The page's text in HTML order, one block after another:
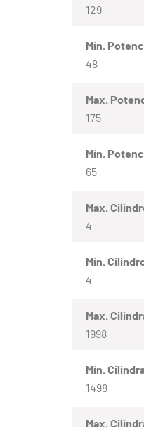
129
Mín.
48
Max.
175
Mín.
65
Max.
4
Mín.
4
Max.
1998
Mín.
1498
Max.